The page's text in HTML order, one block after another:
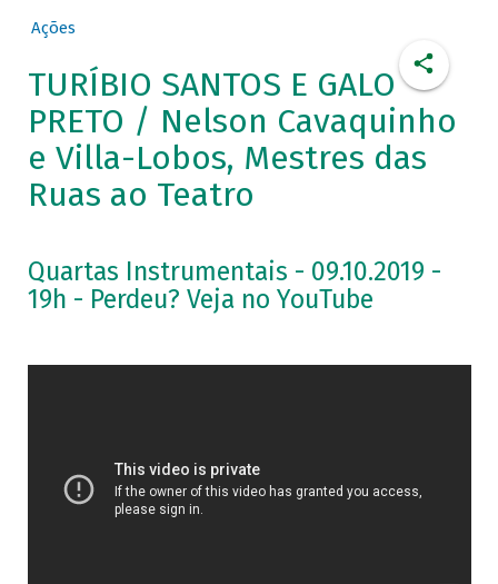
Ações
TURÍBIO SANTOS E GALO
PRETO / Nelson Cavaquinho
e Villa-Lobos, Mestres das
Ruas ao Teatro
Quartas Instrumentais - 09.10.2019 -
19h - Perdeu? Veja no YouTube